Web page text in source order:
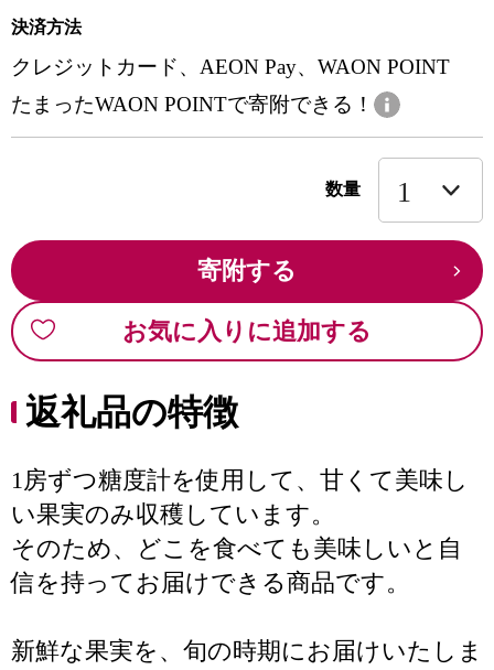
決済方法
クレジットカード、AEON Pay、WAON POINT
たまったWAON POINTで寄附できる！
数量
寄附する
お気に入りに追加する
返礼品の特徴
1房ずつ糖度計を使用して、甘くて美味し
い果実のみ収穫しています。
そのため、どこを食べても美味しいと自
信を持ってお届けできる商品です。
新鮮な果実を、旬の時期にお届けいたしま